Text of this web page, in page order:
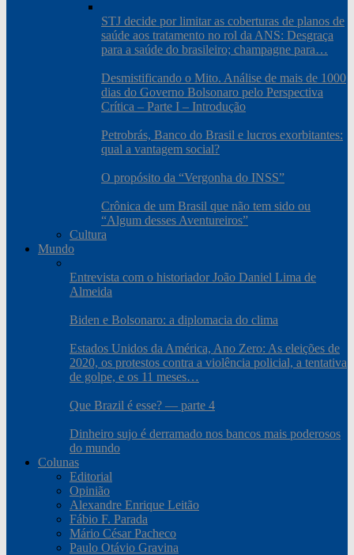
STJ decide por limitar as coberturas de planos de
saúde aos tratamento no rol da ANS: Desgraça
para a saúde do brasileiro; champagne para…
Desmistificando o Mito. Análise de mais de 1000
dias do Governo Bolsonaro pelo Perspectiva
Crítica – Parte I – Introdução
Petrobrás, Banco do Brasil e lucros exorbitantes:
qual a vantagem social?
O propósito da “Vergonha do INSS”
Crônica de um Brasil que não tem sido ou
“Algum desses Aventureiros”
Cultura
Mundo
Entrevista com o historiador João Daniel Lima de
Almeida
Biden e Bolsonaro: a diplomacia do clima
Estados Unidos da América, Ano Zero: As eleições de
2020, os protestos contra a violência policial, a tentativa
de golpe, e os 11 meses…
Que Brazil é esse? — parte 4
Dinheiro sujo é derramado nos bancos mais poderosos
do mundo
Colunas
Editorial
Opinião
Alexandre Enrique Leitão
Fábio F. Parada
Mário César Pacheco
Paulo Otávio Gravina